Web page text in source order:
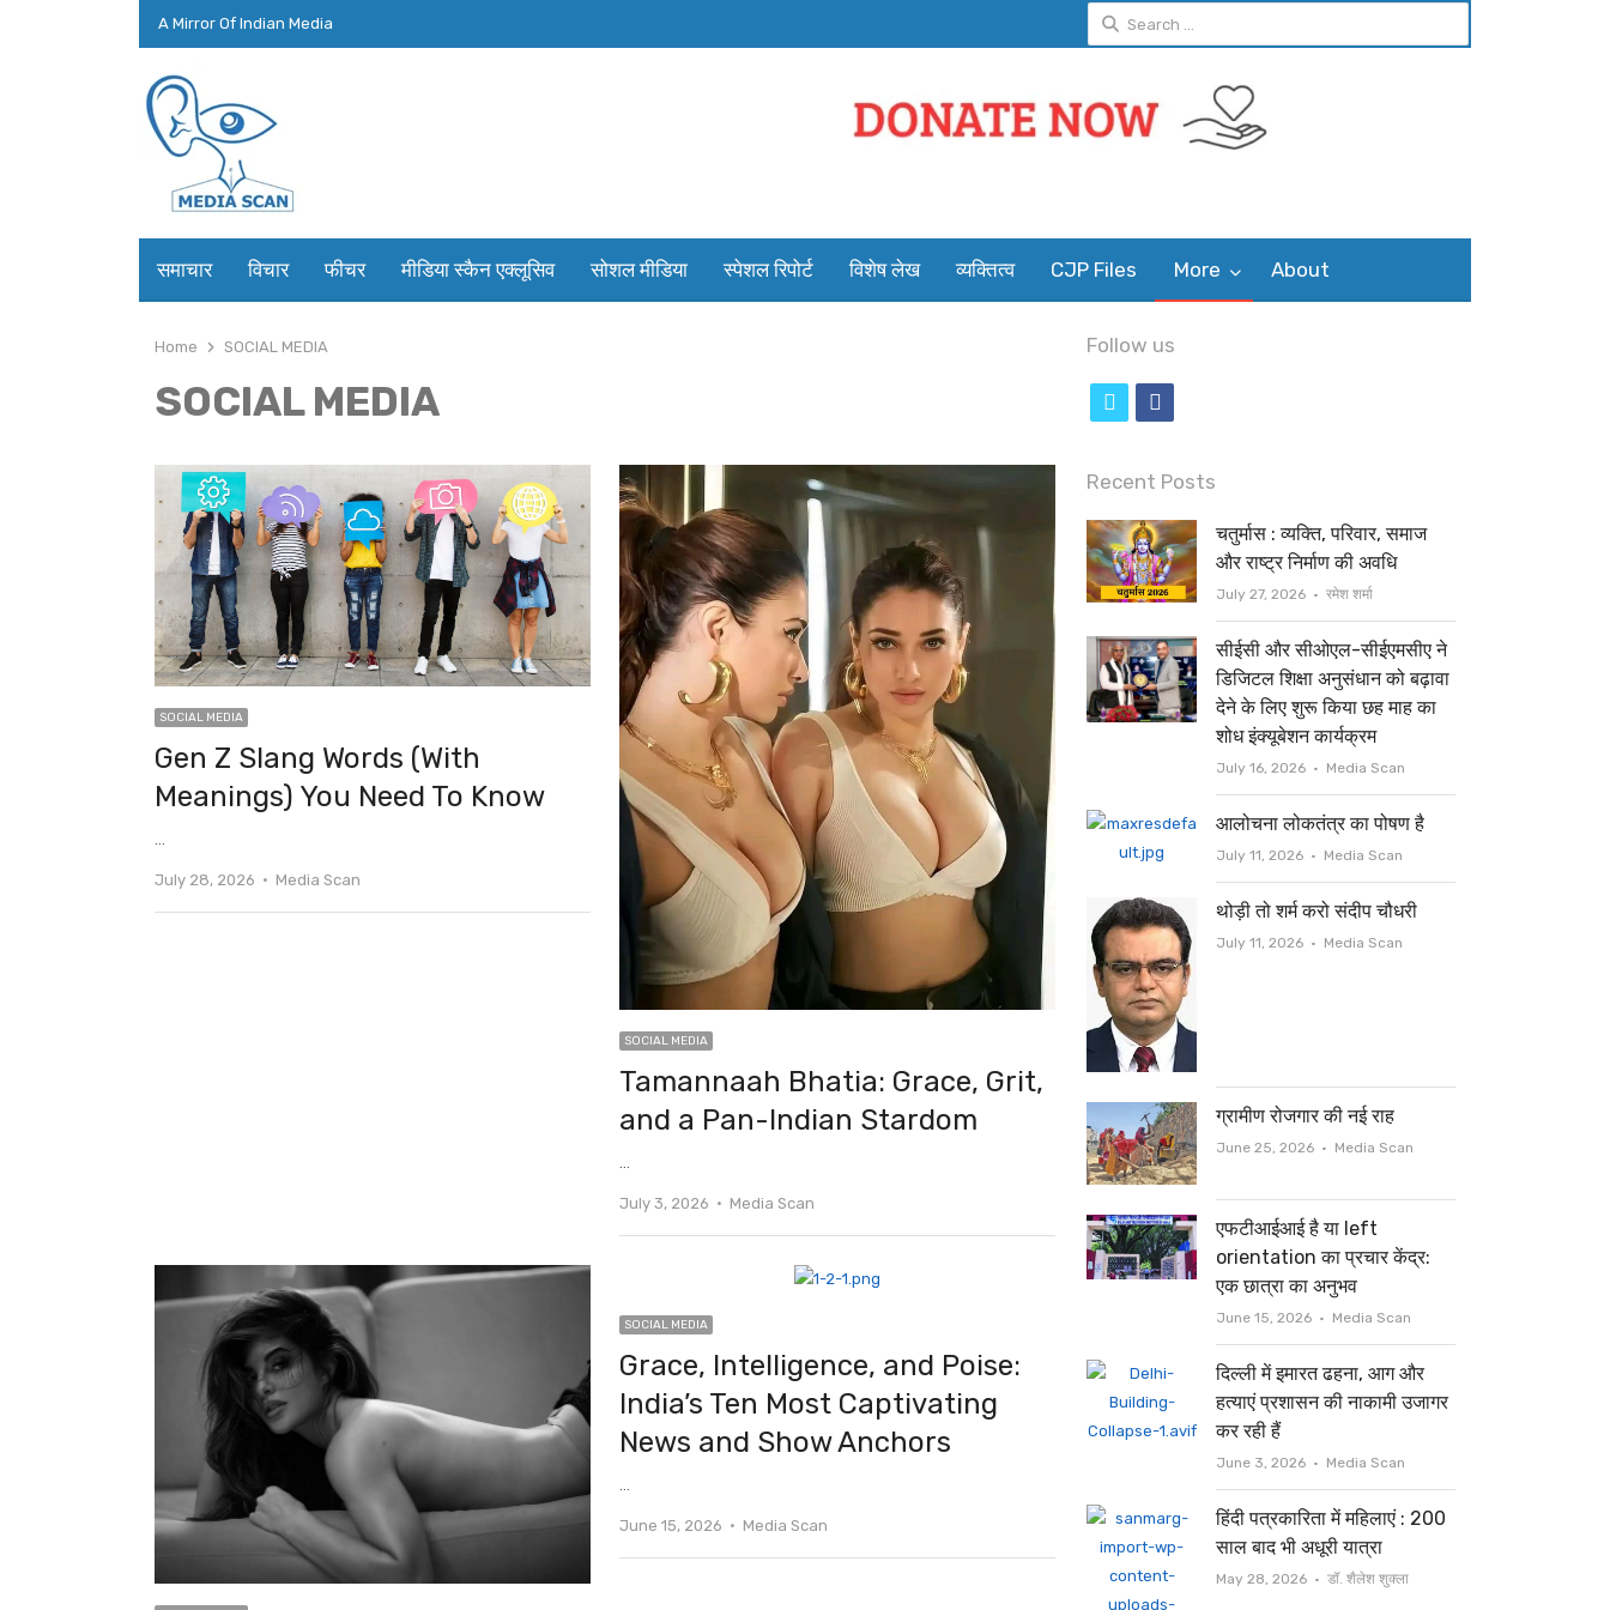
A Mirror Of Indian Media
Search
for:
समाचार विचार फीचर मीडिया स्कैन एक्लूसिव सोशल मीडिया स्पेशल रिपोर्ट विशेष लेख व्यक्तित्व CJP Files More About
Home SOCIAL MEDIA
SOCIAL MEDIA
SOCIAL MEDIA
Gen Z Slang Words (With
Meanings) You Need To Know
July 28, 2026 Author
Media Scan
SOCIAL MEDIA
Tamannaah Bhatia: Grace, Grit,
and a Pan-Indian Stardom
…
July 3, 2026 Author
Media Scan
SOCIAL MEDIA
Grace, Intelligence, and Poise:
India’s Ten Most Captivating
News and Show Anchors
…
June 15, 2026 Author
Media Scan
Follow us
i
t
t
e
r
c
e
b
o
o
k
Recent Posts
चतुर्मास : व्यक्ति, परिवार, समाज
और राष्ट्र निर्माण की अवधि
July 27, 2026 Author
रमेश शर्मा
सीईसी और सीओएल-सीईएमसीए ने
डिजिटल शिक्षा अनुसंधान को बढ़ावा
देने के लिए शुरू किया छह माह का
शोध इंक्यूबेशन कार्यक्रम
July 16, 2026 Author
Media Scan
आलोचना लोकतंत्र का पोषण है
July 11, 2026 Author
Media Scan
थोड़ी तो शर्म करो संदीप चौधरी
July 11, 2026 Author
Media Scan
ग्रामीण रोजगार की नई राह
June 25, 2026 Author
Media Scan
एफटीआईआई है या left
orientation का प्रचार केंद्र:
एक छात्रा का अनुभव
June 15, 2026 Author
Media Scan
दिल्ली में इमारत ढहना, आग और
हत्याएं प्रशासन की नाकामी उजागर
कर रही हैं
June 3, 2026 Author
Media Scan
हिंदी पत्रकारिता में महिलाएं : 200
साल बाद भी अधूरी यात्रा
May 28, 2026 Author
डॉ. शैलेश शुक्ला